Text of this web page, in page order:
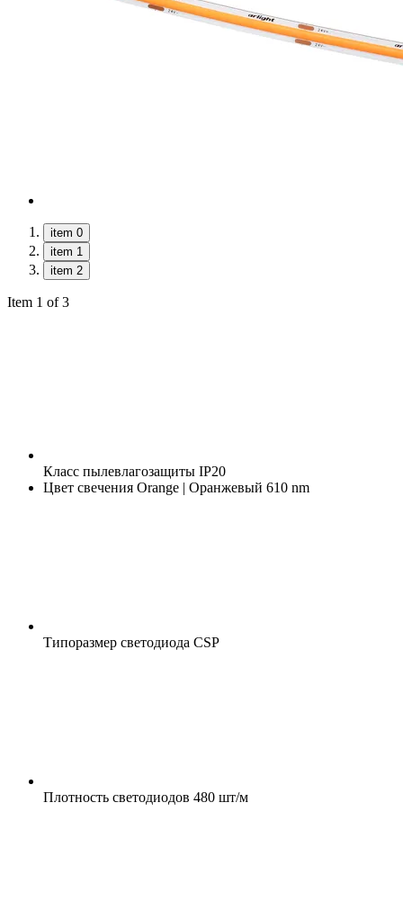
item 0
item 1
item 2
Item 1 of 3
Класс пылевлагозащиты IP20
Цвет свечения Orange | Оранжевый 610 nm
Типоразмер светодиода CSP
Плотность светодиодов 480 шт/м